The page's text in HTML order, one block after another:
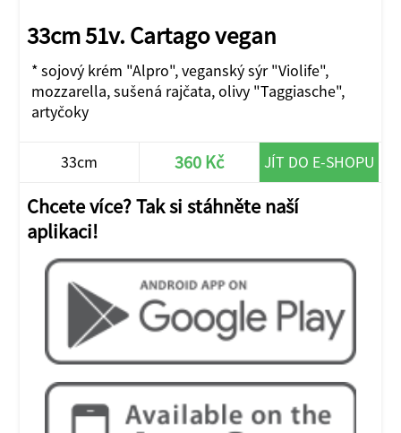
33cm 51v. Cartago vegan
* sojový krém "Alpro", veganský sýr "Violife",
mozzarella, sušená rajčata, olivy "Taggiasche",
artyčoky
33cm 360 Kč JÍT DO E-SHOPU
Chcete více? Tak si stáhněte naší
aplikaci!